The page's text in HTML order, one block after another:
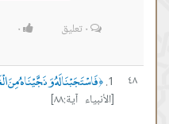
٠تعليق ٠
٤٨ ﴿فَاسْتَجَبْنَا لَهُ وَنَجَّيْنَاهُ مِنَ
[الأنبياء آية:٨٨]